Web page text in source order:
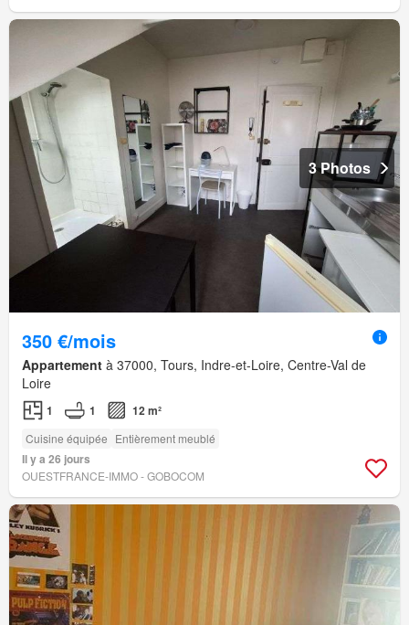
3 Photos
350 €/mois
Appartement à 37000, Tours, Indre-et-Loire, Centre-Val de
Loire
1 1 12 m²
Cuisine équipée Entièrement meublé
Il y a 26 jours
OUESTFRANCE-IMMO - GOBOCOM